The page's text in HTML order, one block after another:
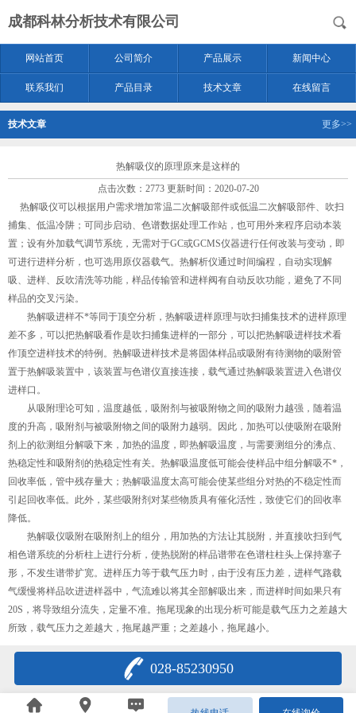
成都科林分析技术有限公司
网站首页 公司简介 产品展示 新闻中心
联系我们 产品目录 技术文章 在线留言
技术文章 更多>>
热解吸仪的原理原来是这样的
点击次数：2773 更新时间：2020-07-20
热解吸仪可以根据用户需求增加常温二次解吸部件或低温二次解吸部件、吹扫
捕集、低温冷阱；可同步启动、色谱数据处理工作站，也可用外来程序启动本装
置；设有外加载气调节系统，无需对于GC或GCMS仪器进行任何改装与变动，即
可进行进样分析，也可选用原仪器载气。热解析仪通过时间编程，自动实现解
吸、进样、反吹清洗等功能，样品传输管和进样阀有自动反吹功能，避免了不同
样品的交叉污染。
热解吸进样不*等同于顶空分析，热解吸进样原理与吹扫捕集技术的进样原理
差不多，可以把热解吸看作是吹扫捕集进样的一部分，可以把热解吸进样技术看
作顶空进样技术的特例。热解吸进样技术是将固体样品或吸附有待测物的吸附管
置于热解吸装置中，该装置与色谱仪直接连接，载气通过热解吸装置进入色谱仪
进样口。
从吸附理论可知，温度越低，吸附剂与被吸附物之间的吸附力越强，随着温
度的升高，吸附剂与被吸附物之间的吸附力越弱。因此，加热可以使吸附在吸附
剂上的欲测组分解吸下来，加热的温度，即热解吸温度，与需要测组分的沸点、
热稳定性和吸附剂的热稳定性有关。热解吸温度低可能会使样品中组分解吸不*，
回收率低，管中残存量大；热解吸温度太高可能会使某些组分对热的不稳定性而
引起回收率低。此外，某些吸附剂对某些物质具有催化活性，致使它们的回收率
降低。
热解吸仪吸附在吸附剂上的组分，用加热的方法让其脱附，并直接吹扫到气
相色谱系统的分析柱上进行分析，使热脱附的样品谱带在色谱柱柱头上保持塞子
形，不发生谱带扩宽。进样压力等于载气压力时，由于没有压力差，进样气路载
气缓慢将样品吹进进样器中，气流难以将其全部解吸出来，而进样时间如果只有
20S，将导致组分流失，定量不准。拖尾现象的出现分析可能是载气压力之差越大
所致，载气压力之差越大，拖尾越严重；之差越小，拖尾越小。
028-85230950